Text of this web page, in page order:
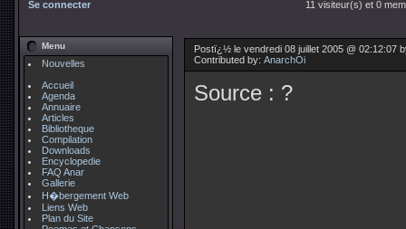
Se connecter 11 visiteur(s) et 0
Menu
Nouvelles
Accueil
Agenda
Annuaire
Articles
Bibliotheque
Compilation
Downloads
Encyclopedie
FAQ Anar
Gallerie
H�bergement Web
Liens Web
Plan du Site
Postï¿½ le vendredi 08 juillet 2005 @ 02:12:07
Contributed by: AnarchOi
Source : ?